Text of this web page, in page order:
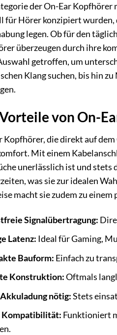
der On-Ear
für Hörer konzipiert
legen. Ob für den
überzeugen durch ihre
getroffen, um
Klang suchen, bis hin
von On-
Kopfhörer, die direkt auf
Mit einem
unerlässlich ist und
was sie zur idealen
macht sie zudem zu
Signalübertragung:
Latenz: Ideal für Gaming,
Bauform: Einfach zu
Konstruktion:Oftmals
nötig:Stets
Kompatibilität: Funktioniert